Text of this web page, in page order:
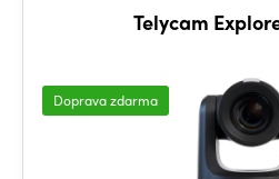
Telycam
Doprava zdarma